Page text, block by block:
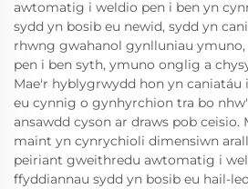
awtomatig i weldio pen i ben yn
sydd yn bosib eu newid, sydd yn
rhwng gwahanol gynlluniau
pen i ben syth, ymuno onglig a
Mae'r hyblygrwydd hon yn
eu cynnig o gynhyrchion tra bo
ansawdd cyson ar draws pob ceisio.
maint yn cynrychioli dimensiwn
peiriant gweithredu awtomatig i
ffyddiannau sydd yn bosib eu hail-